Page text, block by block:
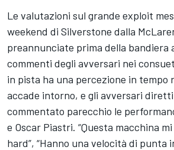
Le valutazioni sul grande exploit
weekend di Silverstone dalla
preannunciate prima della bandiera
commenti degli avversari nei
in pista ha una percezione in tempo
accade intorno, e gli avversari
commentato parecchio le
e Oscar Piastri. “Questa macchina
hard”, “Hanno una velocità di punta